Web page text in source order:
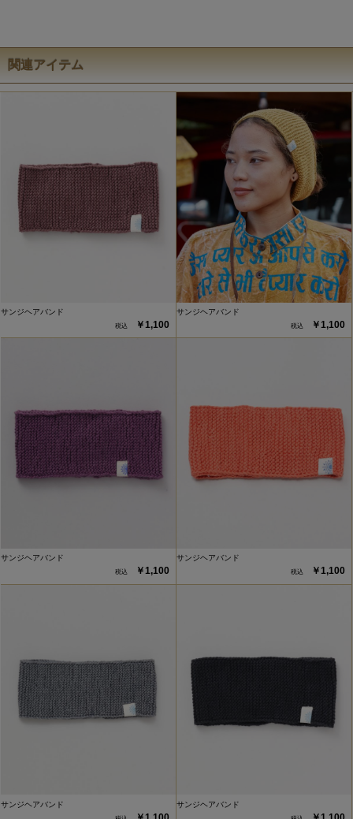
関連アイテム
サンジヘアバンド
￥1,100
サンジヘアバンド
￥1,100
サンジヘアバンド
￥1,100
サンジヘアバンド
￥1,100
サンジヘアバンド サンジヘアバンド